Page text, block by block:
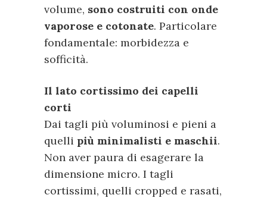
volume, sono costruiti con onde
vaporose e cotonate. Particolare
fondamentale: morbidezza e
sofficità.
Il lato cortissimo dei capelli
corti
Dai tagli più voluminosi e pieni a
quelli più minimalisti e maschii.
Non aver paura di esagerare la
dimensione micro. I tagli
cortissimi, quelli cropped e rasati,